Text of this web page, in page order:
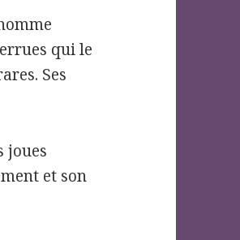
qui le
Ses
joues
et son